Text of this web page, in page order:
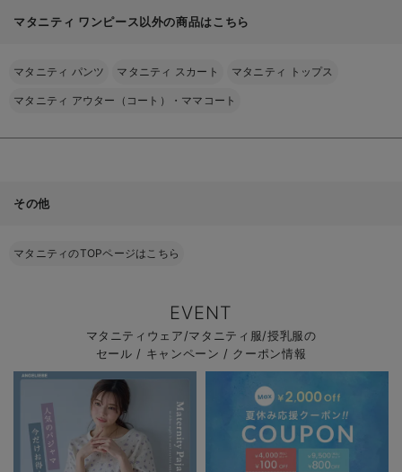
マタニティ ワンピース以外の商品はこちら
マタニティ パンツ マタニティ スカート マタニティ トップス
マタニティ アウター（コート）・ママコート
その他
マタニティのTOPページはこちら
EVENT
マタニティウェア/マタニティ服/授乳服の
セール / キャンペーン / クーポン情報